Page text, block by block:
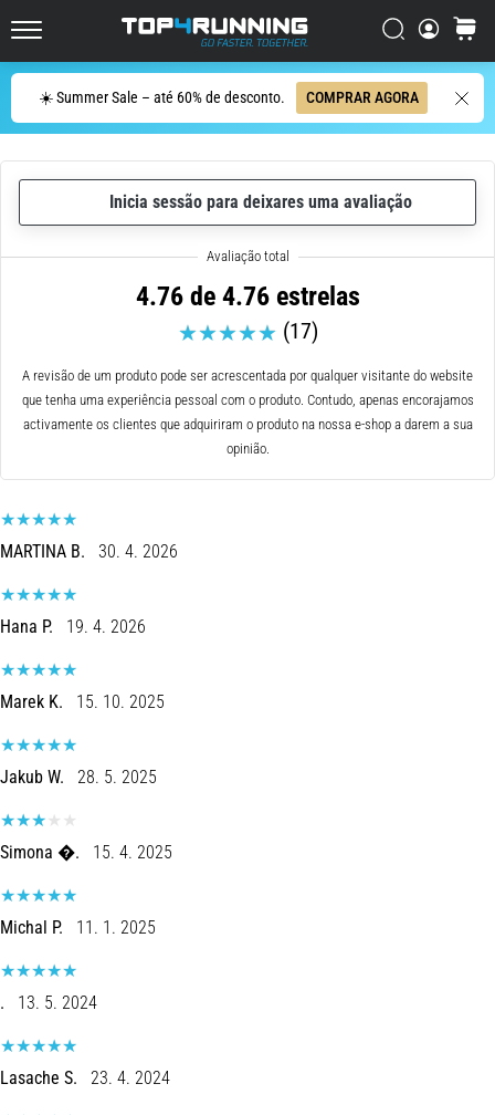
☀️ Summer Sale – até 60% de desconto. COMPRAR AGORA
Procurar
cesto
Procurar
resumido
em
frase:
dói,
mas
vale
pena!
Que
tipos
de…
8 minutos lendo
Corrida
vaivém
e
teste
beep:
O
que
e
como
são
realizados?
Na
prática,
shuttle
run
a
velocidade,
Inicia sessão para deixares uma avaliação
4.76 de 4.76 estrelas
(17)
A revisão de um produto pode ser acrescentada por qualquer visitante do website
que tenha uma experiência pessoal com o produto. Contudo, apenas encorajamos
activamente os clientes que adquiriram o produto na nossa e-shop a darem a sua
opinião.
MARTINA B. 30. 4. 2026
Hana P. 19. 4. 2026
Marek K. 15. 10. 2025
Jakub W. 28. 5. 2025
Simona �. 15. 4. 2025
Michal P. 11. 1. 2025
. 13. 5. 2024
Lasache S. 23. 4. 2024